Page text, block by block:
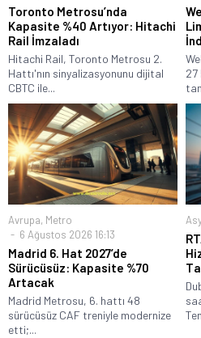
Toronto Metrosu’nda
Kapasite %40 Artıyor: Hitachi
Rail İmzaladı
Hitachi Rail, Toronto Metrosu 2.
Hattı'nın sinyalizasyonunu dijital
CBTC ile...
27
Avrupa, Metro
6 Ağustos 2026 16:13
Madrid 6. Hat 2027’de
Sürücüsüz: Kapasite %70
Artacak
Madrid Metrosu, 6. hattı 48
sürücüsüz CAF treniyle modernize
etti;...